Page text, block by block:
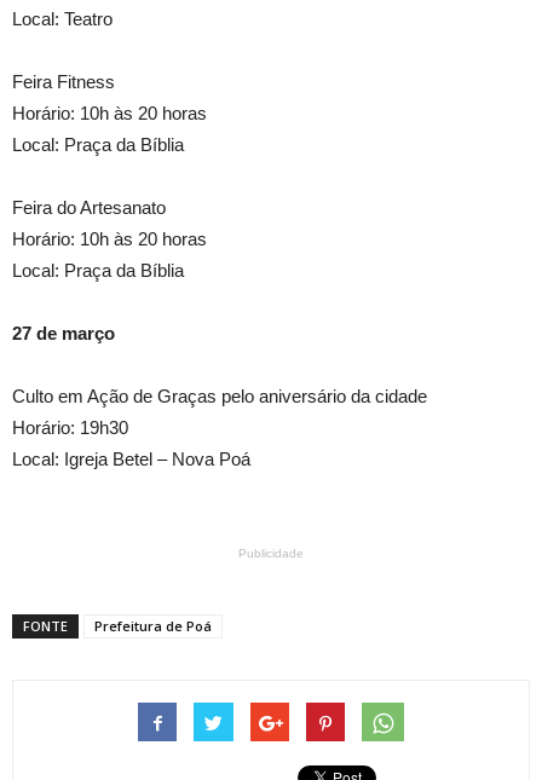
Local: Teatro
Feira Fitness
Horário: 10h às 20 horas
Local: Praça da Bíblia
Feira do Artesanato
Horário: 10h às 20 horas
Local: Praça da Bíblia
27 de março
Culto em Ação de Graças pelo aniversário da cidade
Horário: 19h30
Local: Igreja Betel – Nova Poá
Publicidade
FONTE Prefeitura de Poá